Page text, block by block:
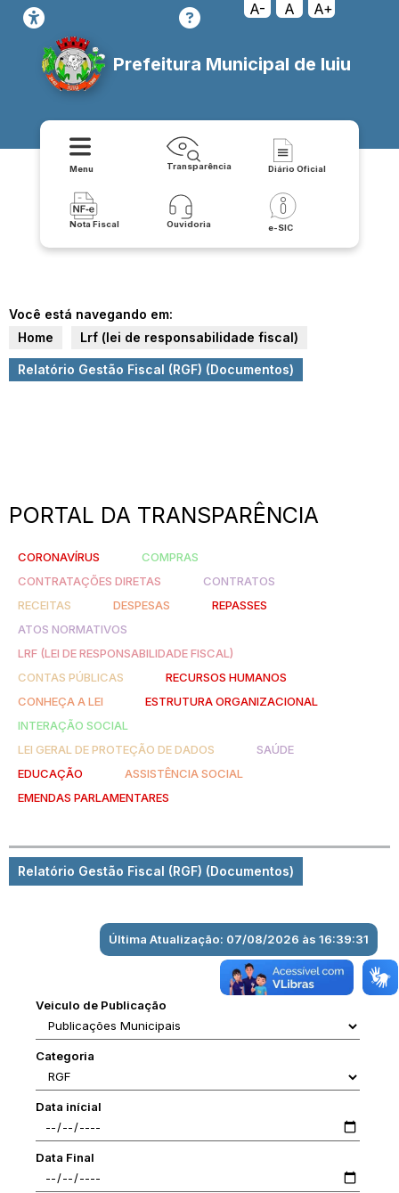
A- A A+
Prefeitura Municipal de Iuiu
Menu Transparência Diário Oficial
Nota Fiscal Ouvidoria e-SIC
Você está navegando em:
Home
Lrf (lei de responsabilidade fiscal)
Relatório Gestão Fiscal (RGF) (Documentos)
PORTAL DA TRANSPARÊNCIA
CORONAVÍRUS
COMPRAS
CONTRATAÇÕES DIRETAS
CONTRATOS
RECEITAS
DESPESAS
REPASSES
ATOS NORMATIVOS
LRF (LEI DE RESPONSABILIDADE FISCAL)
CONTAS PÚBLICAS
RECURSOS HUMANOS
CONHEÇA A LEI
ESTRUTURA ORGANIZACIONAL
INTERAÇÃO SOCIAL
LEI GERAL DE PROTEÇÃO DE DADOS
SAÚDE
EDUCAÇÃO
ASSISTÊNCIA SOCIAL
EMENDAS PARLAMENTARES
Relatório Gestão Fiscal (RGF) (Documentos)
Última Atualização: 07/08/2026 às 16:39:31
Veiculo de Publicação
Categoria
Data inícial
Data Final